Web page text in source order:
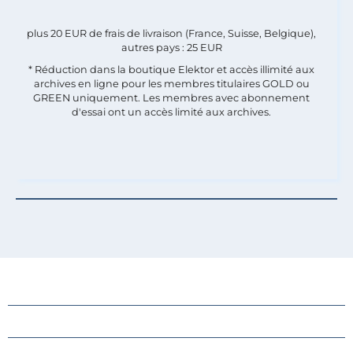
plus 20 EUR de frais de livraison (France, Suisse, Belgique),
autres pays : 25 EUR
* Réduction dans la boutique Elektor et accès illimité aux
archives en ligne pour les membres titulaires GOLD ou
GREEN uniquement. Les membres avec abonnement
d'essai ont un accès limité aux archives.